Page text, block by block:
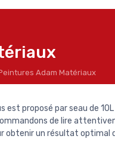
Adam Matériaux
est proposé par seau de
de lire
obtenir un résultat